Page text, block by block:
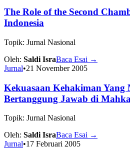
The Role of the Second
Indonesia
Topik: Jurnal Nasional
Oleh: Saldi IsraBaca Esai →
Jurnal•21 November 2005
Kekuasaan Kehakiman Yang
Bertanggung Jawab di
Topik: Jurnal Nasional
Oleh: Saldi IsraBaca Esai →
Jurnal•17 Februari 2005